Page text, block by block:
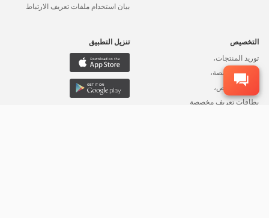
بيان استخدام ملفات تعريف الارتباط
التخصيص
توريد المنتجات،
خدمات مخصصة،
تغليف مخصص،
بطاقات تعريف مخصصة
تنزيل التطبيق